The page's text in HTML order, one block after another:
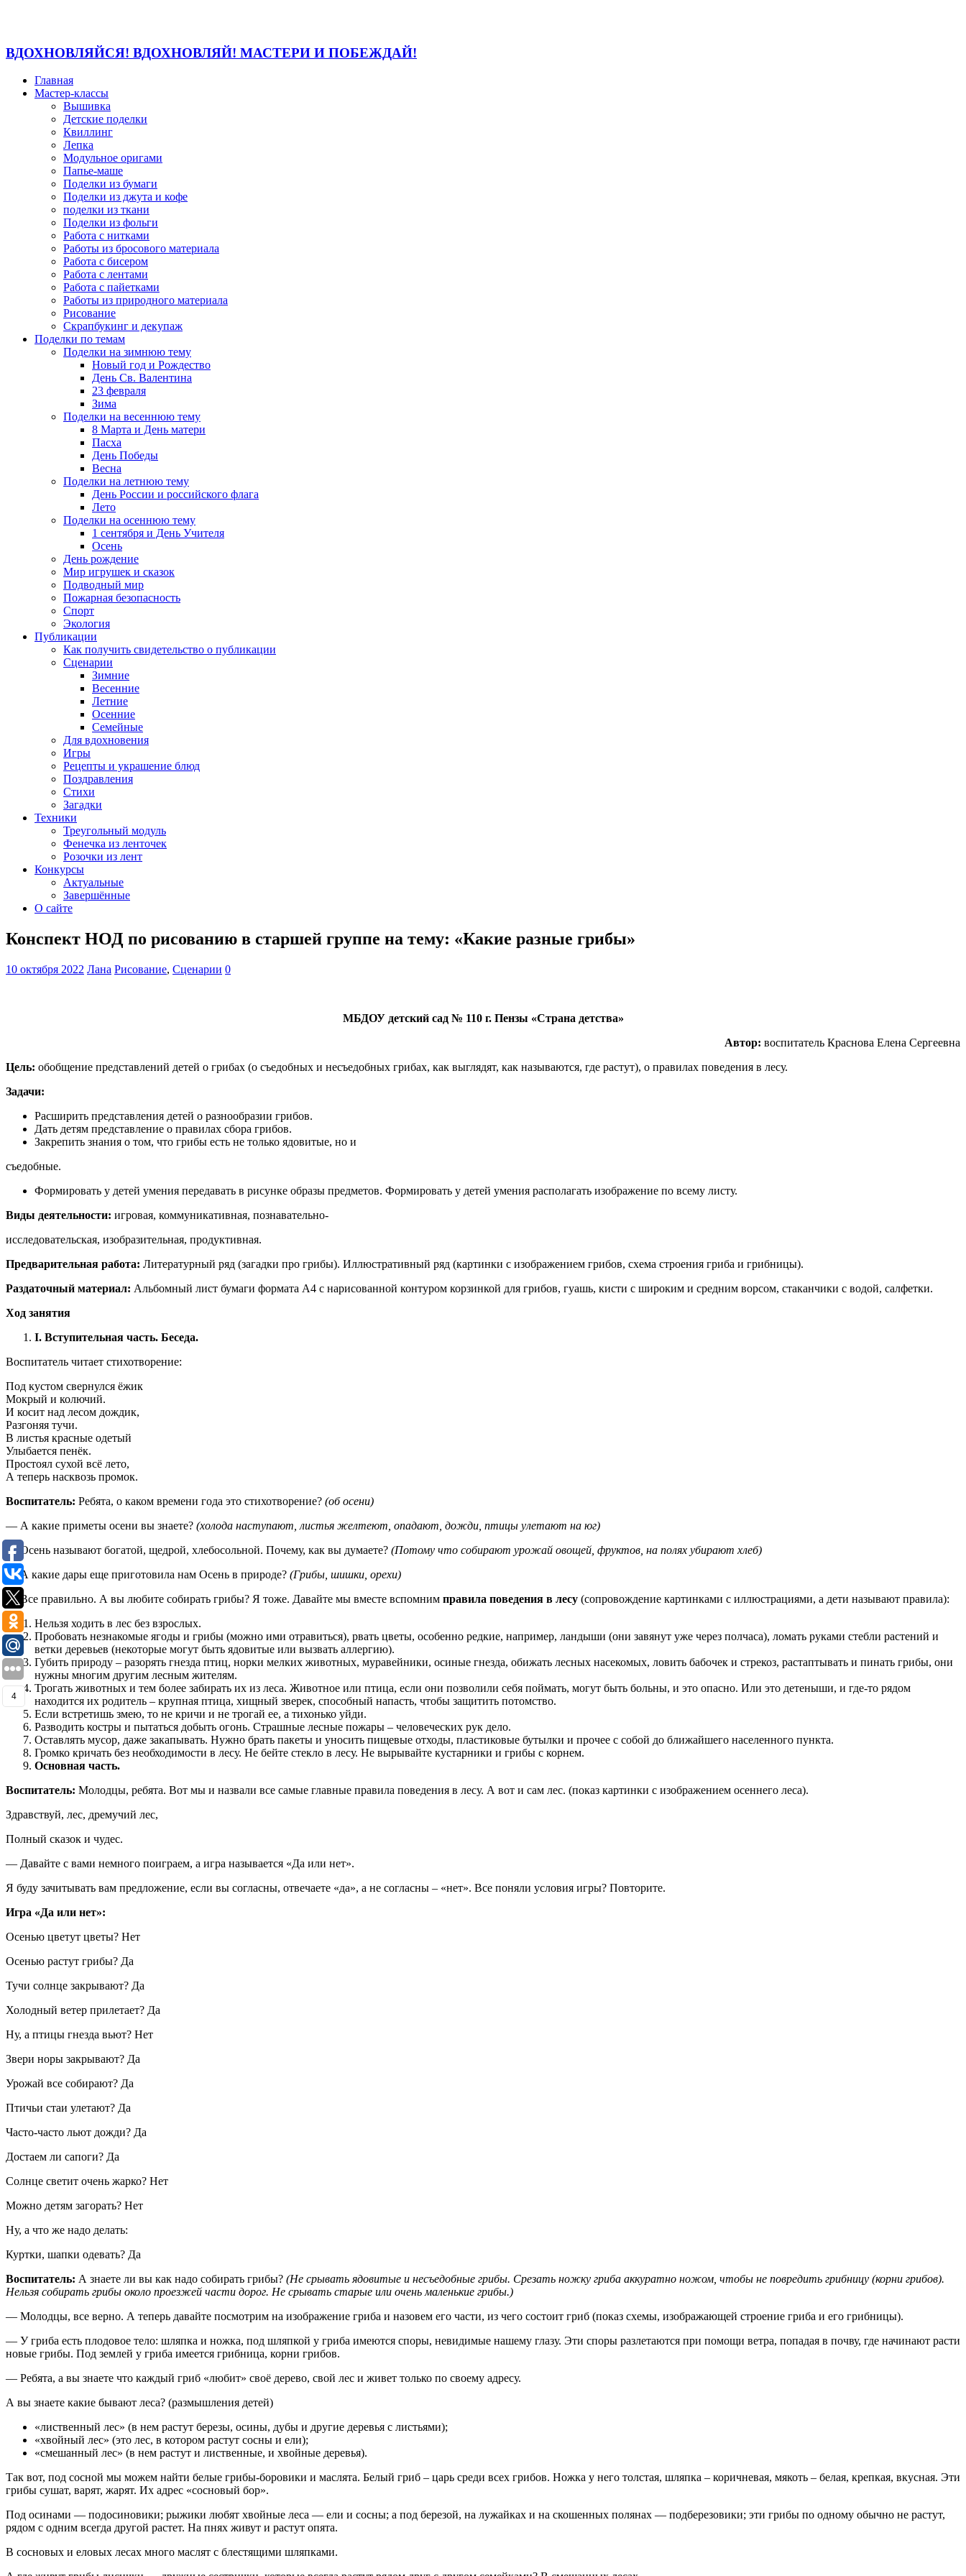
ВДОХНОВЛЯЙСЯ! ВДОХНОВЛЯЙ! МАСТЕРИ И ПОБЕЖДАЙ!
Главная
Мастер-классы
Вышивка
Детские поделки
Квиллинг
Лепка
Модульное оригами
Папье-маше
Поделки из бумаги
Поделки из джута и кофе
поделки из ткани
Поделки из фольги
Работа с нитками
Работы из бросового материала
Работа с бисером
Работа с лентами
Работа с пайетками
Работы из природного материала
Рисование
Скрапбукинг и декупаж
Поделки по темам
Поделки на зимнюю тему
Новый год и Рождество
День Св. Валентина
23 февраля
Зима
Поделки на весеннюю тему
8 Марта и День матери
Пасха
День Победы
Весна
Поделки на летнюю тему
День России и российского флага
Лето
Поделки на осеннюю тему
1 сентября и День Учителя
Осень
День рождение
Мир игрушек и сказок
Подводный мир
Пожарная безопасность
Спорт
Экология
Публикации
Как получить свидетельство о публикации
Сценарии
Зимние
Весенние
Летние
Осенние
Семейные
Для вдохновения
Игры
Рецепты и украшение блюд
Поздравления
Стихи
Загадки
Техники
Треугольный модуль
Фенечка из ленточек
Розочки из лент
Конкурсы
Актуальные
Завершённые
О сайте
Конспект НОД по рисованию в старшей группе на тему: «Какие разные грибы»
10 октября 2022 Лана Рисование, Сценарии 0
МБДОУ детский сад № 110 г. Пензы «Страна детства»
Автор: воспитатель Краснова Елена Сергеевна
Цель: обобщение представлений детей о грибах (о съедобных и несъедобных грибах, как выглядят, как называются, где растут), о правилах поведения в лесу.
Задачи:
Расширить представления детей о разнообразии грибов.
Дать детям представление о правилах сбора грибов.
Закрепить знания о том, что грибы есть не только ядовитые, но и
съедобные.
Формировать у детей умения передавать в рисунке образы предметов. Формировать у детей умения располагать изображение по всему листу.
Виды деятельности: игровая, коммуникативная, познавательно-
исследовательская, изобразительная, продуктивная.
Предварительная работа: Литературный ряд (загадки про грибы). Иллюстративный ряд (картинки с изображением грибов, схема строения гриба и грибницы).
Раздаточный материал: Альбомный лист бумаги формата А4 с нарисованной контуром корзинкой для грибов, гуашь, кисти с широким и средним ворсом, стаканчики с водой, салфетки.
Ход занятия
I. Вступительная часть. Беседа.
Воспитатель читает стихотворение:
Под кустом свернулся ёжик
Мокрый и колючий.
И косит над лесом дождик,
Разгоняя тучи.
В листья красные одетый
Улыбается пенёк.
Простоял сухой всё лето,
А теперь насквозь промок.
Воспитатель: Ребята, о каком времени года это стихотворение? (об осени)
— А какие приметы осени вы знаете? (холода наступают, листья желтеют, опадают, дожди, птицы улетают на юг)
— Осень называют богатой, щедрой, хлебосольной. Почему, как вы думаете? (Потому что собирают урожай овощей, фруктов, на полях убирают хлеб)
— А какие дары еще приготовила нам Осень в природе? (Грибы, шишки, орехи)
— Все правильно. А вы любите собирать грибы? Я тоже. Давайте мы вместе вспомним правила поведения в лесу (сопровождение картинками с иллюстрациями, а дети называют правила):
Нельзя ходить в лес без взрослых.
Пробовать незнакомые ягоды и грибы (можно ими отравиться), рвать цветы, особенно редкие, например, ландыши (они завянут уже через полчаса), ломать руками стебли растений и
ветки деревьев (некоторые могут быть ядовитые или вызвать аллергию).
Губить природу – разорять гнезда птиц, норки мелких животных, муравейники, осиные гнезда, обижать лесных насекомых, ловить бабочек и стрекоз, растаптывать и пинать грибы, они
нужны многим другим лесным жителям.
Трогать животных и тем более забирать их из леса. Животное или птица, если они позволили себя поймать, могут быть больны, и это опасно. Или это детеныши, и где-то рядом
находится их родитель – крупная птица, хищный зверек, способный напасть, чтобы защитить потомство.
Если встретишь змею, то не кричи и не трогай ее, а тихонько уйди.
Разводить костры и пытаться добыть огонь. Страшные лесные пожары – человеческих рук дело.
Оставлять мусор, даже закапывать. Нужно брать пакеты и уносить пищевые отходы, пластиковые бутылки и прочее с собой до ближайшего населенного пункта.
Громко кричать без необходимости в лесу. Не бейте стекло в лесу. Не вырывайте кустарники и грибы с корнем.
Основная часть.
Воспитатель: Молодцы, ребята. Вот мы и назвали все самые главные правила поведения в лесу. А вот и сам лес. (показ картинки с изображением осеннего леса).
Здравствуй, лес, дремучий лес,
Полный сказок и чудес.
— Давайте с вами немного поиграем, а игра называется «Да или нет».
Я буду зачитывать вам предложение, если вы согласны, отвечаете «да», а не согласны – «нет». Все поняли условия игры? Повторите.
Игра «Да или нет»:
Осенью цветут цветы? Нет
Осенью растут грибы? Да
Тучи солнце закрывают? Да
Холодный ветер прилетает? Да
Ну, а птицы гнезда вьют? Нет
Звери норы закрывают? Да
Урожай все собирают? Да
Птичьи стаи улетают? Да
Часто-часто льют дожди? Да
Достаем ли сапоги? Да
Солнце светит очень жарко? Нет
Можно детям загорать? Нет
Ну, а что же надо делать:
Куртки, шапки одевать? Да
Воспитатель: А знаете ли вы как надо собирать грибы? (Не срывать ядовитые и несъедобные грибы. Срезать ножку гриба аккуратно ножом, чтобы не повредить грибницу (корни грибов).
Нельзя собирать грибы около проезжей части дорог. Не срывать старые или очень маленькие грибы.)
— Молодцы, все верно. А теперь давайте посмотрим на изображение гриба и назовем его части, из чего состоит гриб (показ схемы, изображающей строение гриба и его грибницы).
— У гриба есть плодовое тело: шляпка и ножка, под шляпкой у гриба имеются споры, невидимые нашему глазу. Эти споры разлетаются при помощи ветра, попадая в почву, где начинают расти
новые грибы. Под землей у гриба имеется грибница, корни грибов.
— Ребята, а вы знаете что каждый гриб «любит» своё дерево, свой лес и живет только по своему адресу.
А вы знаете какие бывают леса? (размышления детей)
«лиственный лес» (в нем растут березы, осины, дубы и другие деревья с листьями);
«хвойный лес» (это лес, в котором растут сосны и ели);
«смешанный лес» (в нем растут и лиственные, и хвойные деревья).
Так вот, под сосной мы можем найти белые грибы-боровики и маслята. Белый гриб – царь среди всех грибов. Ножка у него толстая, шляпка – коричневая, мякоть – белая, крепкая, вкусная. Эти
грибы сушат, варят, жарят. Их адрес «сосновый бор».
Под осинами — подосиновики; рыжики любят хвойные леса — ели и сосны; а под березой, на лужайках и на скошенных полянах — подберезовики; эти грибы по одному обычно не растут,
рядом с одним всегда другой растет. На пнях живут и растут опята.
В сосновых и еловых лесах много маслят с блестящими шляпками.
4